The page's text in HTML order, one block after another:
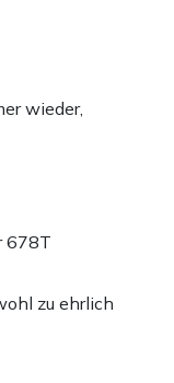
wieder,
678T
zu ehrlich